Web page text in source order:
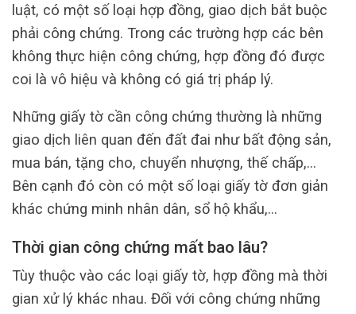
luật, có một số loại hợp đồng, giao dịch bắt buộc
phải công chứng. Trong các trường hợp các bên
không thực hiện công chứng, hợp đồng đó được
coi là vô hiệu và không có giá trị pháp lý.
Những giấy tờ cần công chứng thường là những
giao dịch liên quan đến đất đai như bất động sản,
mua bán, tặng cho, chuyển nhượng, thế chấp,…
Bên cạnh đó còn có một số loại giấy tờ đơn giản
khác chứng minh nhân dân, sổ hộ khẩu,…
Thời gian công chứng mất bao lâu?
Tùy thuộc vào các loại giấy tờ, hợp đồng mà thời
gian xử lý khác nhau. Đối với công chứng những